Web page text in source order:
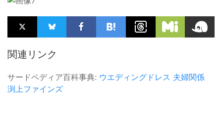
関連リンク
サードペディア百科事典: ウエディングドレス 夫婦関係
渕上ファインズ